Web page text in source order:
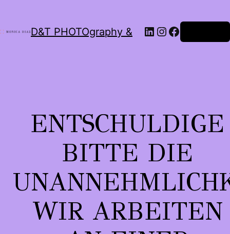
D&T PHOTOgraphy & LinkedIn
Instagram
Facebook
ENTSCHULDIGE
BITTE DIE
WIR ARBEITEN